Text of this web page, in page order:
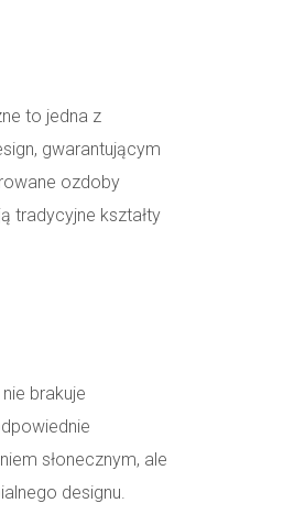
to jedna z
gwarantującym
ozdoby
tradycyjne kształty
brakuje
słonecznym, ale
designu.